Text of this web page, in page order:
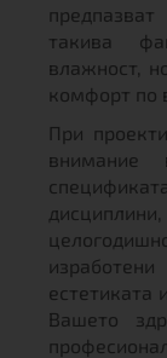
такива
влажност,
комфорт по
При
естетиката
Вашето